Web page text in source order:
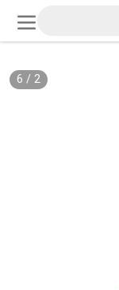
2
/
6